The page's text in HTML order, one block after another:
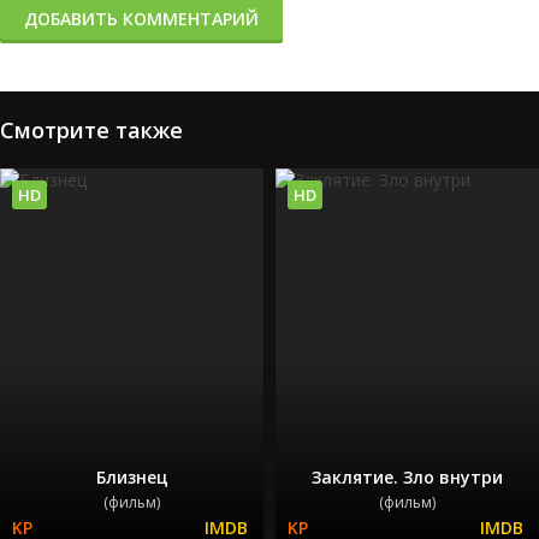
ДОБАВИТЬ КОММЕНТАРИЙ
Смотрите также
Близнец
(фильм)
HD
Заклятие. Зло внутри
(фильм)
HD